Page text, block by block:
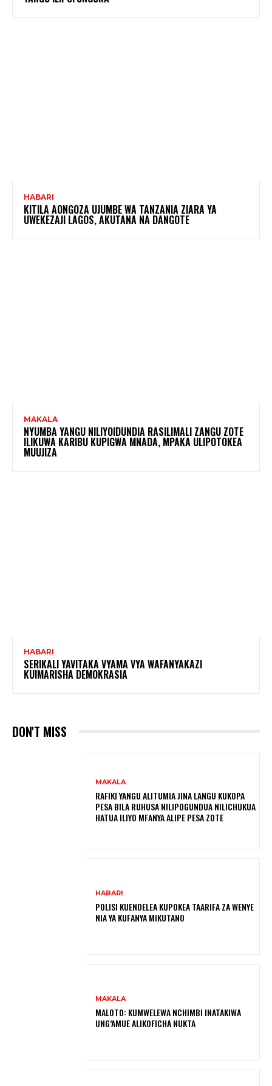
HABARI
KITILA AONGOZA UJUMBE WA TANZANIA ZIARA YA
UWEKEZAJI LAGOS, AKUTANA NA DANGOTE
MAKALA
NYUMBA YANGU NILIYOIDUNDIA RASILIMALI ZANGU ZOTE
ILIKUWA KARIBU KUPIGWA MNADA, MPAKA ULIPOTOKEA
MUUJIZA
HABARI
SERIKALI YAVITAKA VYAMA VYA WAFANYAKAZI
KUIMARISHA DEMOKRASIA
DON'T MISS
MAKALA
RAFIKI YANGU ALITUMIA JINA LANGU KUKOPA
PESA BILA RUHUSA NILIPOGUNDUA NILICHUKUA
HATUA ILIYO MFANYA ALIPE PESA ZOTE
HABARI
POLISI KUENDELEA KUPOKEA TAARIFA ZA WENYE
NIA YA KUFANYA MIKUTANO
MAKALA
MALOTO: KUMWELEWA NCHIMBI INATAKIWA
UNG’AMUE ALIKOFICHA NUKTA